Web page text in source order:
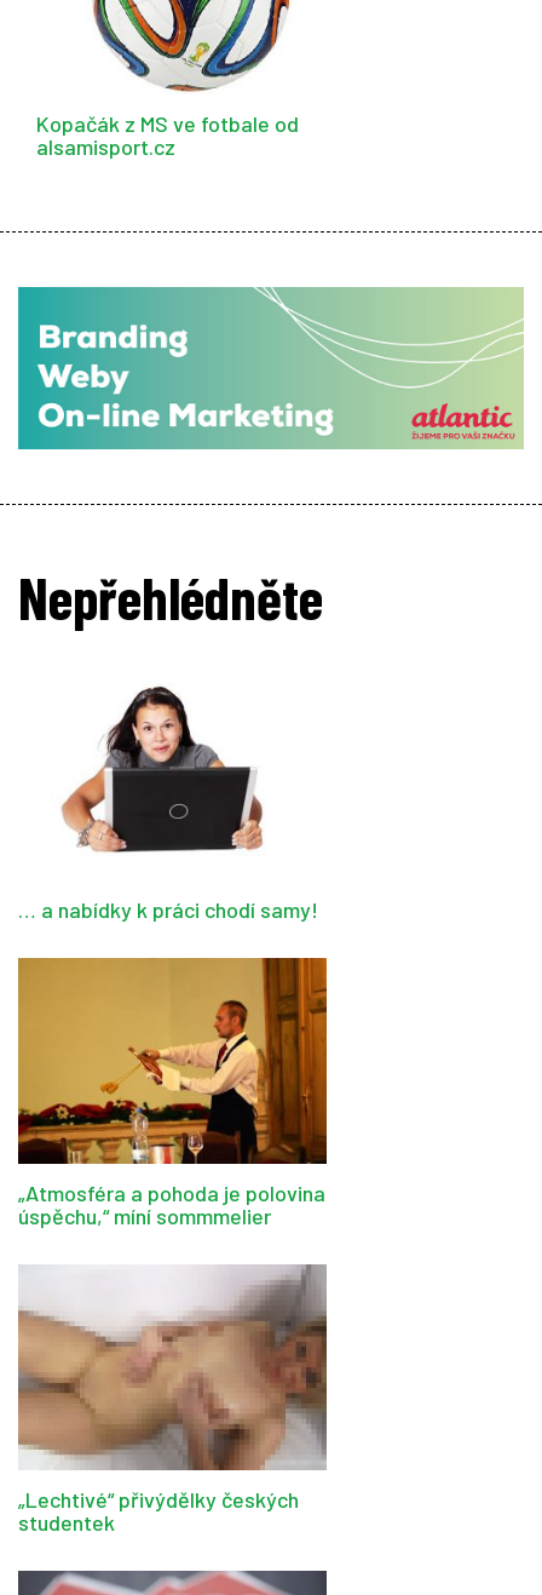
Kopačák z MS ve fotbale od
alsamisport.cz
Nepřehlédněte
… a nabídky k práci chodí samy!
„Atmosféra a pohoda je polovina
úspěchu,“ míní sommmelier
„Lechtivé“ přivýdělky českých
studentek